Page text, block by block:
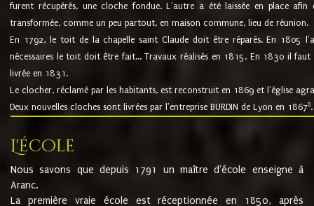
furent récupérés, une cloche fondue. L'autre a été laissée en place
transformée, comme un peu partout, en maison commune, lieu de réunion.
En 1792, le toit de la chapelle saint Claude doit être réparés. En 1805
nécessaires le toit doit être fait... Travaux réalisés en 1815. En 1830 il
livrée en 1831.
Le clocher, réclamé par les habitants, est reconstruit en 1869 et l'église
Deux nouvelles cloches sont livrées par l'entreprise BURDIN de Lyon en 18678.
L'école
Nous savons que depuis 1791 un maître d'école enseigne à
Aranc.
La première vraie école est réceptionnée en 1850, après